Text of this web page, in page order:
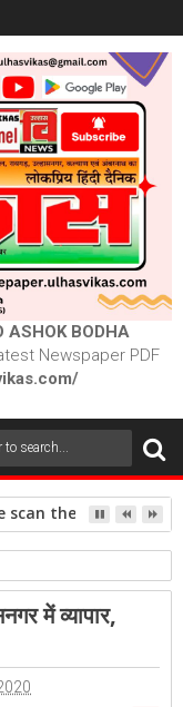
ASHOK BODHA
Newspaper PDF
scan the QR
नेता तमाशाबीन
में व्यापार,